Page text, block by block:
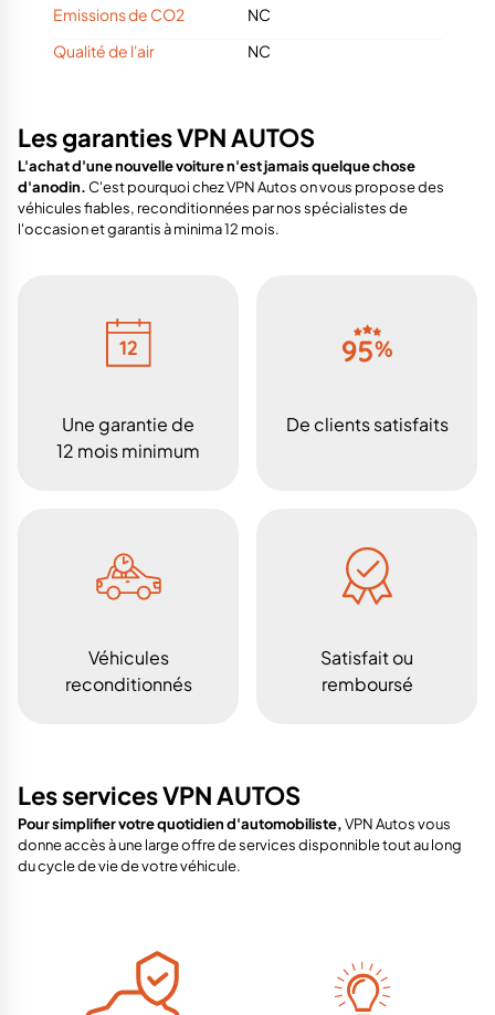
Emissions de CO2
NC
Qualité de l'air
NC
Les garanties VPN AUTOS
L'achat d'une nouvelle voiture n'est jamais quelque chose
d'anodin.C'est pourquoi chez VPN Autos on vous propose des
véhicules fiables, reconditionnées par nos spécialistes de
l'occasion et garantis à minima 12 mois.
Une garantie de
12 mois minimum
De clients satisfaits
Véhicules
reconditionnés
Satisfait ou
remboursé
Les services VPN AUTOS
Pour simplifier votre quotidien d'automobiliste,VPN Autos vous
donne accès à une large offre de services disponnible tout au long
du cycle de vie de votre véhicule.